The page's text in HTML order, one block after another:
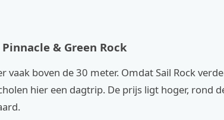
& Green Rock
vaak boven de 30 meter. Omdat Sail Rock
hier een dagtrip. De prijs ligt hoger, rond